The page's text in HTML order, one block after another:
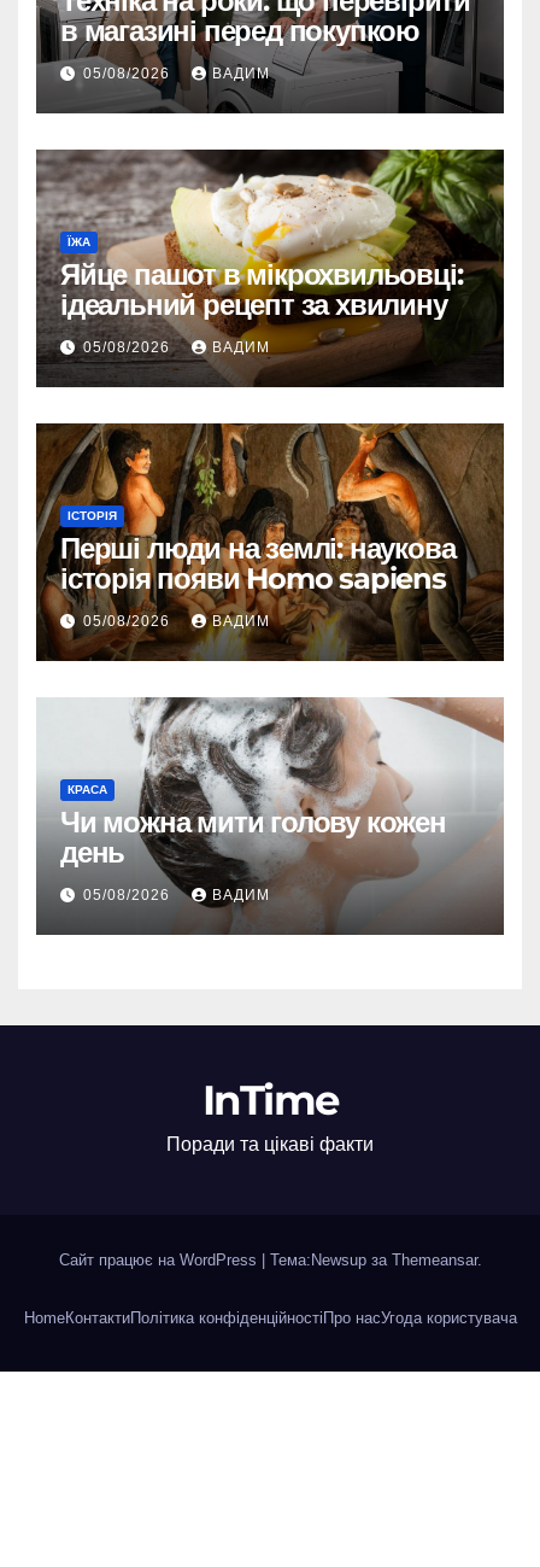
в магазині перед покупкою
05/08/2026 ВАДИМ
ЇЖА
Яйце пашот в мікрохвильовці:
ідеальний рецепт за хвилину
05/08/2026 ВАДИМ
ІСТОРІЯ
Перші люди на землі: наукова
історія появи Homo sapiens
05/08/2026 ВАДИМ
КРАСА
Чи можна мити голову кожен
день
05/08/2026 ВАДИМ
InTime
Поради та цікаві факти
Сайт працює на WordPress | Тема:Newsup за Themeansar.
HomeКонтактиПолітика конфіденційності Про насУгода користувача